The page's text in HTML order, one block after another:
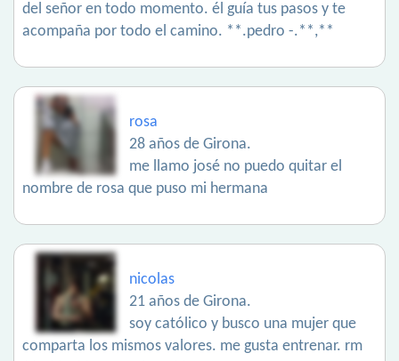
del señor en todo momento. él guía tus pasos y te
acompaña por todo el camino. **.pedro -.**,**
rosa
28 años de Girona.
me llamo josé no puedo quitar el
nombre de rosa que puso mi hermana
nicolas
21 años de Girona.
soy católico y busco una mujer que
comparta los mismos valores. me gusta entrenar. rm